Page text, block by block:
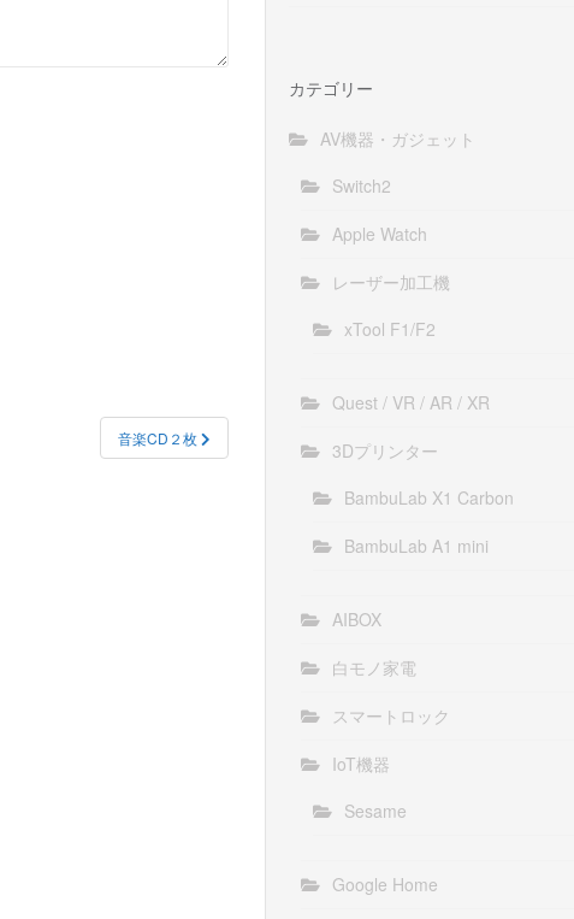
音楽CD２枚
カテゴリー
AV機器・ガジェット
Switch2
Apple Watch
レーザー加工機
xTool F1/F2
Quest / VR / AR / XR
3Dプリンター
BambuLab X1 Carbon
BambuLab A1 mini
AIBOX
白モノ家電
スマートロック
IoT機器
Sesame
Google Home